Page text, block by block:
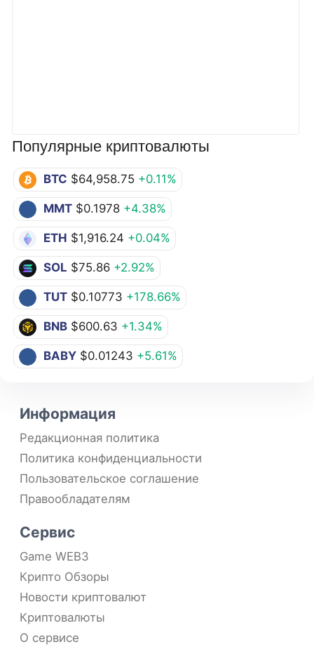
Популярные криптовалюты
BTC $64,958.75 +0.11%
MMT $0.1978 +4.38%
ETH $1,916.24 +0.04%
SOL $75.86 +2.92%
TUT $0.10773 +178.66%
BNB $600.63 +1.34%
BABY $0.01243 +5.61%
Информация
Редакционная политика
Политика конфиденциальности
Пользовательское соглашение
Правообладателям
Сервис
Game WEB3
Крипто Обзоры
Новости криптовалют
Криптовалюты
О сервисе